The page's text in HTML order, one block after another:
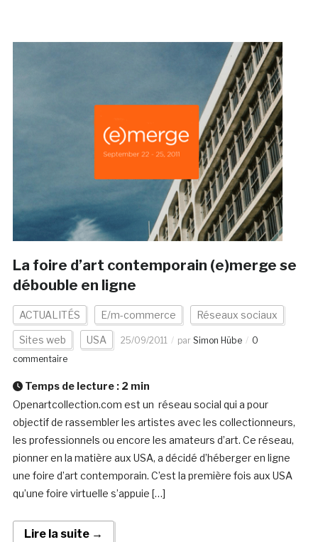
La foire d’art contemporain (e)merge se
débouble en ligne
ACTUALITÉS E/m-commerce Réseaux sociaux
Sites web USA 25/09/2011 par Simon Hübe
0
commentaire
Temps de lecture : 2 min
Openartcollection.com est un réseau social qui a pour
objectif de rassembler les artistes avec les collectionneurs,
les professionnels ou encore les amateurs d’art. Ce réseau,
pionner en la matière aux USA, a décidé d’héberger en ligne
une foire d’art contemporain. C’est la première fois aux USA
qu’une foire virtuelle s’appuie […]
Lire la suite →